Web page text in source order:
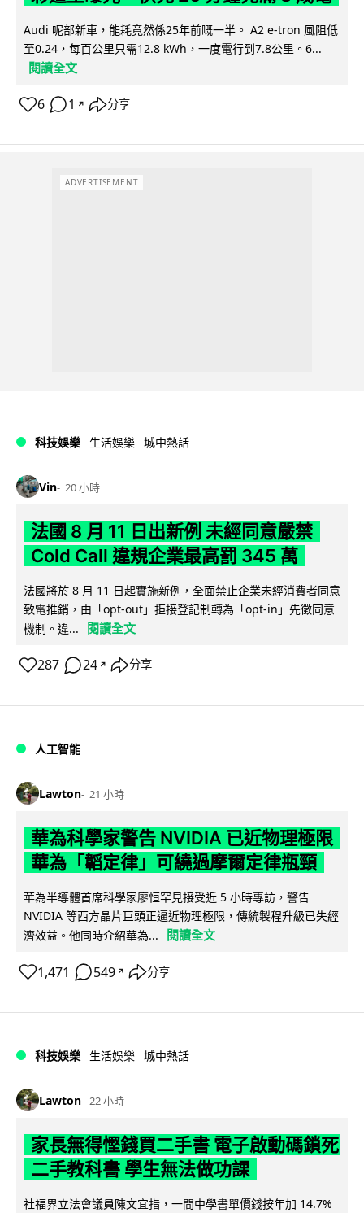
Audi 呢部新車，能耗竟然係25年前嘅一半。 A2 e-tron 風阻低
至0.24，每百公里只需12.8 kWh，一度電行到7.8公里。6...
閱讀全文
6 1 ↗ 分享
ADVERTISEMENT
科技娛樂 生活娛樂 城中熱話
Vin 20 小時
法國 8 月 11 日出新例 未經同意嚴禁
Cold Call 違規企業最高罰 345 萬
法國將於 8 月 11 日起實施新例，全面禁止企業未經消費者同意
致電推銷，由「opt-out」拒接登記制轉為「opt-in」先徵同意
機制。違...
閱讀全文
287 24 ↗ 分享
人工智能
Lawton 21 小時
華為科學家警告 NVIDIA 已近物理極限
華為「韜定律」可繞過摩爾定律瓶頸
華為半導體首席科學家廖恒罕見接受近 5 小時專訪，警告
NVIDIA 等西方晶片巨頭正逼近物理極限，傳統製程升級已失經
濟效益。他同時介紹華為...
閱讀全文
1,471 549 ↗ 分享
科技娛樂 生活娛樂 城中熱話
Lawton 22 小時
家長無得慳錢買二手書 電子啟動碼鎖死
二手教科書 學生無法做功課
社福界立法會議員陳文宜指，一間中學書單價錢按年加 14.7%